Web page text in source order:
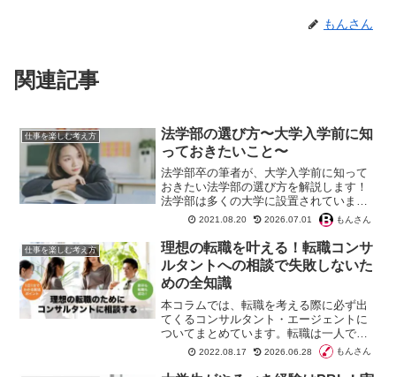
もんさん
関連記事
仕事を楽しむ考え方
法学部の選び方〜大学入学前に知
っておきたいこと〜
法学部卒の筆者が、大学入学前に知って
おきたい法学部の選び方を解説します！
法学部は多くの大学に設置されています
が、大学独自のカラーが顕著に表れる学
部でもあると言えます。入学してみない
とわからないポイントをまとめてみまし
た。
2021.08.20 2026.07.01 もんさん
仕事を楽しむ考え方
理想の転職を叶える！転職コンサ
ルタントへの相談で失敗しないた
めの全知識
本コラムでは、転職を考える際に必ず出
てくるコンサルタント・エージェントに
ついてまとめています。転職は一人で進
めることもできますが、エージェントに
相談して転職することを検討してみるの
2022.08.17 2026.06.28 もんさん